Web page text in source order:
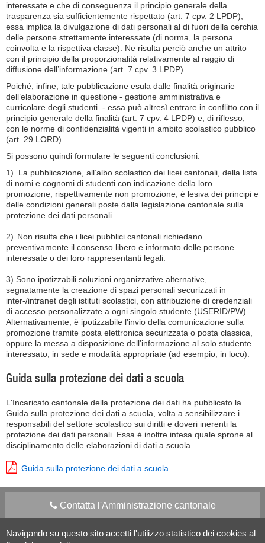
Navigando su questo sito accetti l'utilizzo statistico dei cookies al
interessate e che di conseguenza il principio generale della
trasparenza sia sufficientemente rispettato (art. 7 cpv. 2 LPDP),
essa implica la divulgazione di dati personali al di fuori della cerchia
delle persone strettamente interessate (di norma, la persona
coinvolta e la rispettiva classe). Ne risulta perciò anche un attrito
con il principio della proporzionalità relativamente al raggio di
diffusione dell’informazione (art. 7 cpv. 3 LPDP).
Poiché, infine, tale pubblicazione esula dalle finalità originarie
dell’elaborazione in questione - gestione amministrativa e
curricolare degli studenti - essa può altresì entrare in conflitto con il
principio generale della finalità (art. 7 cpv. 4 LPDP) e, di riflesso,
con le norme di confidenzialità vigenti in ambito scolastico pubblico
(art. 29 LORD).
Si possono quindi formulare le seguenti conclusioni:
1)
La pubblicazione, all’albo scolastico dei licei cantonali, della lista
di nomi e cognomi di studenti con indicazione della loro
promozione, rispettivamente non promozione, è lesiva dei principi e
delle condizioni generali poste dalla legislazione cantonale sulla
protezione dei dati personali.
2) Non risulta che i licei pubblici cantonali richiedano
preventivamente il consenso libero e informato delle persone
interessate o dei loro rappresentanti legali.
3) Sono ipotizzabili soluzioni organizzative alternative,
segnatamente la creazione di spazi personali securizzati in
inter-/intranet degli istituti scolastici, con attribuzione di credenziali
di accesso personalizzate a ogni singolo studente (USERID/PW).
Alternativamente, è ipotizzabile l’invio della comunicazione sulla
promozione tramite posta elettronica securizzata o posta classica,
oppure la messa a disposizione dell’informazione al solo studente
interessato, in sede e modalità appropriate (ad esempio, in loco).
Guida sulla protezione dei dati a scuola
L'Incaricato cantonale della protezione dei dati ha pubblicato la
Guida sulla protezione dei dati a scuola, volta a sensibilizzare i
responsabili del settore scolastico sui diritti e doveri inerenti la
protezione dei dati personali. Essa è inoltre intesa quale sprone al
disciplinamento delle elaborazioni di dati a scuola
Guida sulla protezione dei dati a scuola
Contatta l'Amministrazione cantonale
Apps Mobile Social media